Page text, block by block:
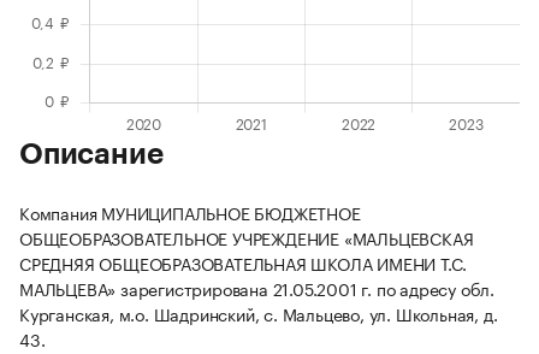
Описание
Компания МУНИЦИПАЛЬНОЕ БЮДЖЕТНОЕ
ОБЩЕОБРАЗОВАТЕЛЬНОЕ УЧРЕЖДЕНИЕ «МАЛЬЦЕВСКАЯ
СРЕДНЯЯ ОБЩЕОБРАЗОВАТЕЛЬНАЯ ШКОЛА ИМЕНИ Т.С.
МАЛЬЦЕВА» зарегистрирована 21.05.2001 г. по адресу обл.
Курганская, м.о. Шадринский, с. Мальцево, ул. Школьная, д.
43.